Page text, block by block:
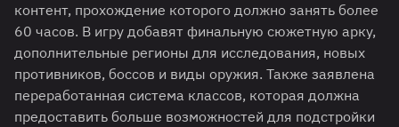
контент, прохождение которого должно занять более
60 часов. В игру добавят финальную сюжетную арку,
дополнительные регионы для исследования, новых
противников, боссов и виды оружия. Также заявлена
переработанная система классов, которая должна
предоставить больше возможностей для подстройки